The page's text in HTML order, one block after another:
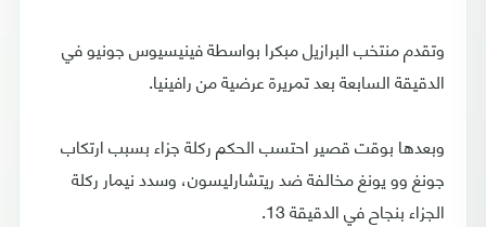
وتقدم منتخب البرازيل مبكرا بواسطة فينيسيوس جونيو في
الدقيقة السابعة بعد تمريرة عرضية من رافينيا.
وبعدها بوقت قصير احتسب الحكم ركلة جزاء بسبب ارتكاب
جونغ وو يونغ مخالفة ضد ريتشارليسون، وسدد نيمار ركلة
الجزاء بنجاح في الدقيقة 13.